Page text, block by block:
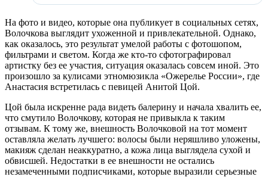
На фото и видео, которые она публикует в социальных сетях,
Волочкова выглядит ухоженной и привлекательной. Однако,
как оказалось, это результат умелой работы с фотошопом,
фильтрами и светом. Когда же кто-то сфотографировал
артистку без ее участия, ситуация оказалась совсем иной. Это
произошло за кулисами этномюзикла «Ожерелье России», где
Анастасия встретилась с певицей Анитой Цой.
Цой была искренне рада видеть балерину и начала хвалить ее,
что смутило Волочкову, которая не привыкла к таким
отзывам. К тому же, внешность Волочковой на тот момент
оставляла желать лучшего: волосы были неряшливо уложены,
макияж сделан неаккуратно, а кожа лица выглядела сухой и
обвисшей. Недостатки в ее внешности не остались
незамеченными подписчиками, которые выразили серьезные